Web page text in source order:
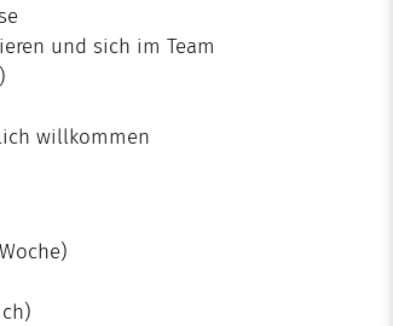
und sich im Team
willkommen